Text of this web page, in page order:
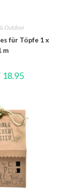
Outdoor
für Töpfe 1 x
m
18.95